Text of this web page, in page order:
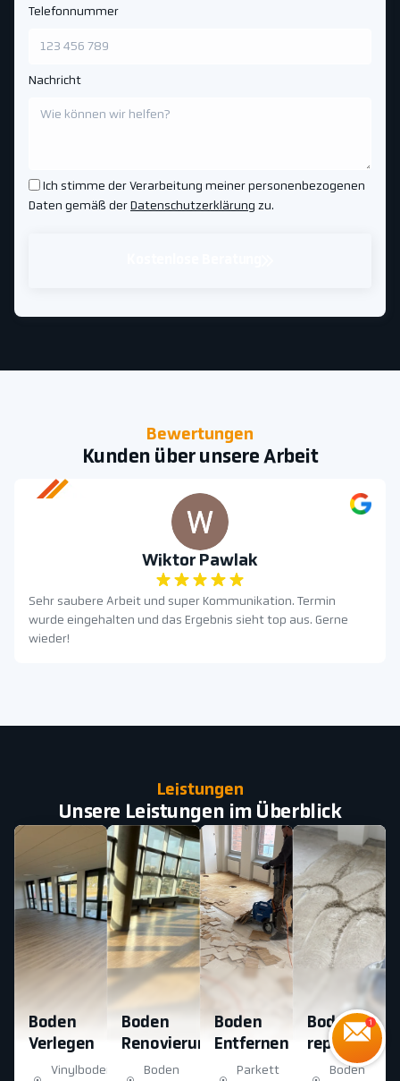
Telefonnummer
Nachricht
Ich stimme der Verarbeitung meiner personenbezogenen
Daten gemäß der Datenschutzerklärung zu.
Bewertungen
Kunden über unsere Arbeit
Wiktor Pawlak
Sehr saubere Arbeit und super Kommunikation. Termin
wurde eingehalten und das Ergebnis sieht top aus. Gerne
wieder!
Leistungen
Unsere Leistungen im Überblick
Boden
Verlegen
Vinylboden
Boden
Renovierung
Boden
Boden
Entfernen
Parkett
Boden
reparatur
Boden